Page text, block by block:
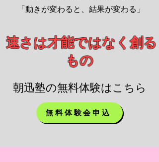
「動きが変わると、結果が変わる」
​ 速さは才能ではなく創る
もの
​朝迅塾の無料体験はこちら
無料体験会申込